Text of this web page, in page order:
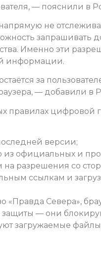
— пояснили в
не
запрашивать
Именно эти
информации.
за
— добавили в
правилах цифровой
версии;
из официальных и
на разрешения со
ссылкам и
«Правда Севера»,
— они
загружаемые файлы.